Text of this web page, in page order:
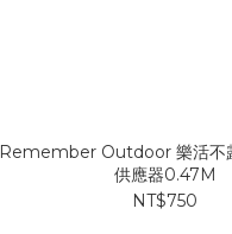
Remember Outdoor 樂活不
供應器0.47M
NT$750